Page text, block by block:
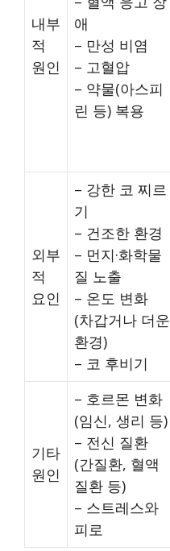
내부
적
원인
애
– 만성 비염
– 고혈압
– 약물(아스피
린 등) 복용
외부
적
요인
– 강한 코 찌르
기
– 건조한 환경
– 먼지·화학물
질 노출
– 온도 변화
(차갑거나 더운
환경)
– 코 후비기
기타
원인
– 호르몬 변화
(임신, 생리 등)
– 전신 질환
(간질환, 혈액
질환 등)
– 스트레스와
피로